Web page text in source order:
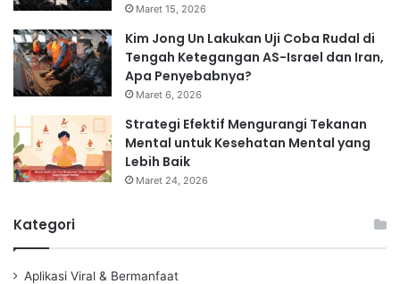
Maret 15, 2026
Kim Jong Un Lakukan Uji Coba Rudal di
Tengah Ketegangan AS-Israel dan Iran,
Apa Penyebabnya?
Maret 6, 2026
Strategi Efektif Mengurangi Tekanan
Mental untuk Kesehatan Mental yang
Lebih Baik
Maret 24, 2026
Kategori
Aplikasi Viral & Bermanfaat